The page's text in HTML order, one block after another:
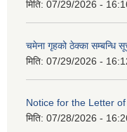
मिति: 07/29/2026 -
चमेना गृहको ठेक्का सम्बन्धि
मिति: 07/29/2026 -
Notice for the Letter
मिति: 07/28/2026 -